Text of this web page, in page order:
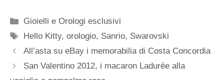
Categorie
Gioielli e Orologi esclusivi
Tag
Hello Kitty,orologio, Sanrio, Swarovski
All’asta su eBay i memorabilia di Costa Concordia
San Valentino 2012, i macaron Ladurèe alla